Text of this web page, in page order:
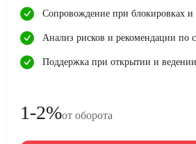
Сопровождение при блокировках и
Анализ рисков и рекомендации по
Поддержка при открытии и
1-2%от оборота